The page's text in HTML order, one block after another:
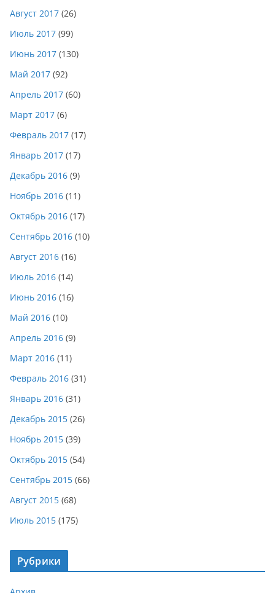
Август 2017 (26)
Июль 2017 (99)
Июнь 2017 (130)
Май 2017 (92)
Апрель 2017 (60)
Март 2017 (6)
Февраль 2017 (17)
Январь 2017 (17)
Декабрь 2016 (9)
Ноябрь 2016 (11)
Октябрь 2016 (17)
Сентябрь 2016 (10)
Август 2016 (16)
Июль 2016 (14)
Июнь 2016 (16)
Май 2016 (10)
Апрель 2016 (9)
Март 2016 (11)
Февраль 2016 (31)
Январь 2016 (31)
Декабрь 2015 (26)
Ноябрь 2015 (39)
Октябрь 2015 (54)
Сентябрь 2015 (66)
Август 2015 (68)
Июль 2015 (175)
Рубрики